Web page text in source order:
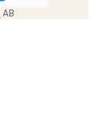
AB